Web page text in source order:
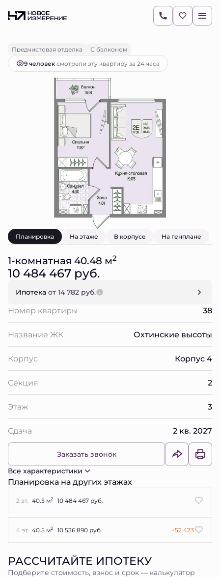
1-комнатная 10 484 467 руб.
Ипотекаот 14 782 руб.
Предчистовая отделка
С балконом
9 человексмотрели эту квартиру за 24 часа
Планировка На этаже В корпусе На генплане
1-комнатная 40.48 м2
10 484 467 руб.
Ипотека от 14 782 руб.
Номер квартиры 38
Название ЖК Охтинские высоты
Корпус Корпус 4
Секция 2
Этаж 3
Сдача 2 кв. 2027
Заказать звонок
Все характеристики
Планировка на других этажах
2 эт. 40.5 м2 10 484 467 руб.
4 эт. 40.5 м2 10 536 890 руб. +52 423
РАССЧИТАЙТЕ ИПОТЕКУ
Подберите стоимость, взнос и срок — калькулятор